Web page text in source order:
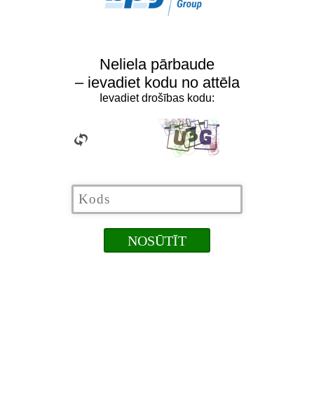
Neliela pārbaude
– ievadiet kodu no attēla
Ievadiet drošības kodu: